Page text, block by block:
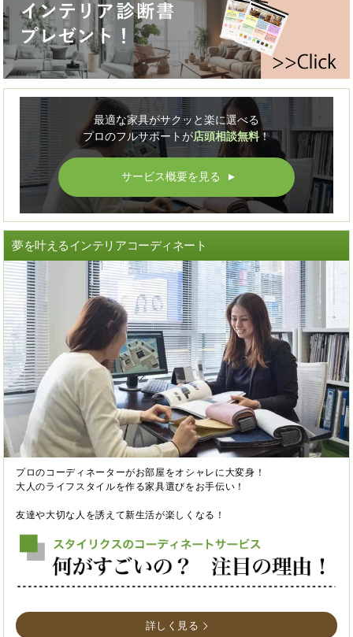
最適な家具がサクッと楽に選べる
プロのフルサポートが店頭相談無料！
サービス概要を見る ▲
夢を叶えるインテリアコーディネート
プロのコーディネーターがお部屋をオシャレに大変身！
大人のライフスタイルを作る家具選びをお手伝い！
友達や大切な人を誘えて新生活が楽しくなる！
詳しく見る